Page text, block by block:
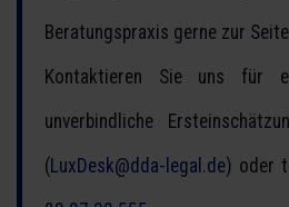
Beratungspraxis gerne zur
Kontaktieren Sie uns für
unverbindliche
(LuxDesk@dda-legal.de) oder